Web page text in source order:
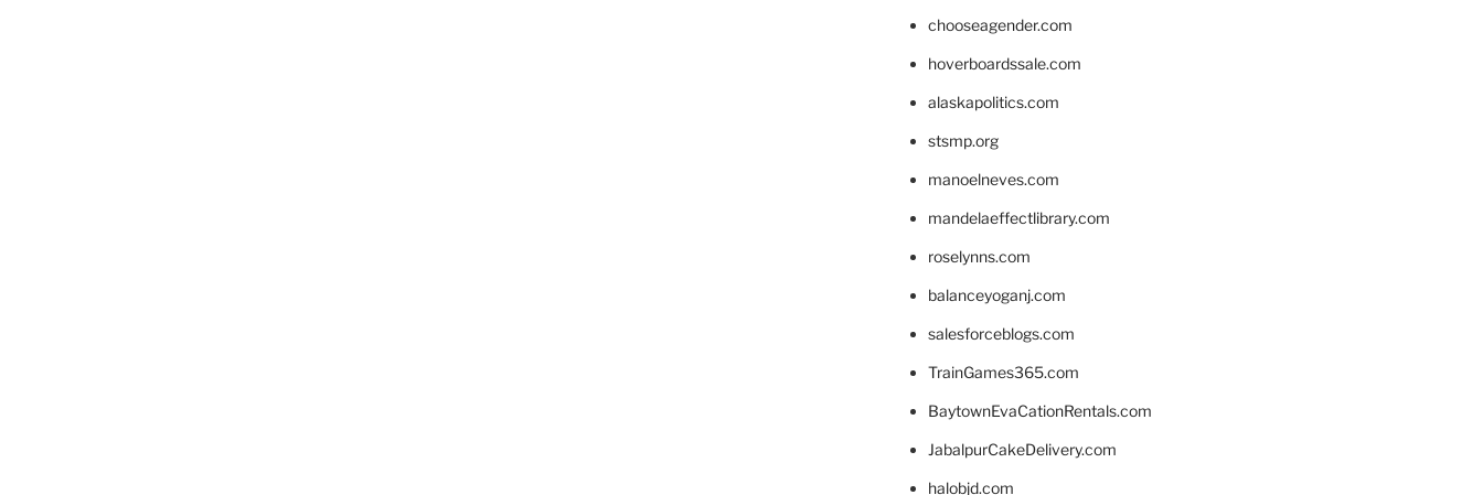
chooseagender.com
hoverboardssale.com
alaskapolitics.com
stsmp.org
manoelneves.com
mandelaeffectlibrary.com
roselynns.com
balanceyoganj.com
salesforceblogs.com
TrainGames365.com
BaytownEvaCationRentals.com
JabalpurCakeDelivery.com
halobjd.com